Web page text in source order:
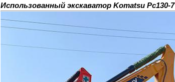
Использованный экскаватор Komatsu Pc130-7